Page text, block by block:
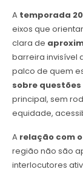
A temporada
eixos que
clara de
barreira invisível
palco de quem
sobre
principal, sem
equidade,
A relação com
região não são
interlocutores